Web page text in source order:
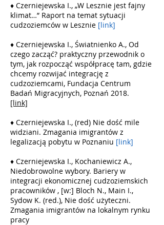
♦ Czerniejewska I., „W Lesznie jest fajny
klimat…” Raport na temat sytuacji
cudzoziemców w Lesznie [link]
♦ Czerniejewska I., Światnienko A., Od
czego zacząć? praktyczny przewodnik o
tym, jak rozpocząć współpracę tam, gdzie
chcemy rozwijać integrację z
cudzoziemcami, Fundacja Centrum
Badań Migracyjnych, Poznań 2018.
[link]
♦ Czerniejewska I., (red) Nie dość mile
widziani. Zmagania imigrantów z
legalizacją pobytu w Poznaniu [link]
♦ Czerniejewska I., Kochaniewicz A.,
Niedobrowolne wybory. Bariery w
integracji ekonomicznej cudzoziemskich
pracowników , [w:] Bloch N., Main I.,
Sydow K. (red.), Nie dość użyteczni.
Zmagania imigrantów na lokalnym rynku
pracy